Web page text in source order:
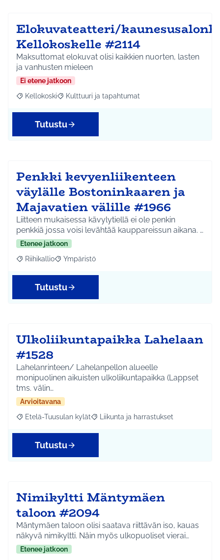
Elokuvateatteri/
Kellokoskelle #2114
Maksuttomat elokuvat olisi kaikkien nuorten, lasten
ja vanhusten mieleen
Ei etene jatkoon
Rajaa tulokset aihepiirin mukaan: Kellokoski
Kellokoski Rajaa tulokset teeman mukaan: Kulttuuri ja
Kulttuuri ja tapahtumat
Tutustu
Penkki kevyenliikenteen
väylälle Bostoninkaaren ja
Majavatien välille #1966
Liitteen mukaisessa kävylytiellä ei ole penkin
penkkiä jossa voisi levähtää kauppareissun aikana. …
Etenee jatkoon
Rajaa tulokset aihepiirin mukaan: Riihikallio
Riihikallio Rajaa tulokset teeman mukaan: Ympäristö
Ympäristö
Tutustu
Ulkoliikuntapaikka Lahelaan
#1528
Lahelanrinteen/ Lahelanpellon alueelle
monipuolinen aikuisten ulkoliikuntapaikka (Lappset
tms. välin…
Arvioitavana
Rajaa tulokset aihepiirin mukaan: Etelä-Tuusulan kylät
Etelä-Tuusulan kylät Rajaa tulokset teeman mukaan:
Liikunta ja harrastukset
Tutustu
Nimikyltti Mäntymäen
taloon #2094
Mäntymäen taloon olisi saatava riittävän iso, kauas
näkyvä nimikyltti. Näin myös ulkopuoliset vierai…
Etenee jatkoon